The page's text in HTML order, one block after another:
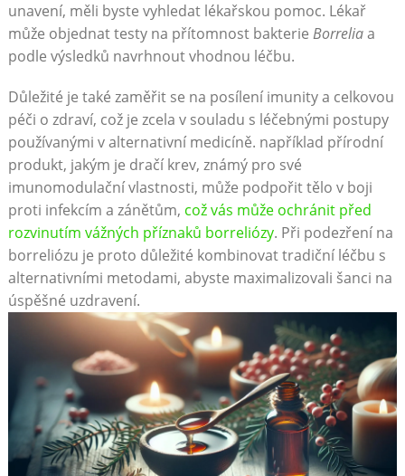
unavení, měli byste vyhledat lékařskou pomoc. Lékař
může objednat testy na přítomnost bakterie Borreliaa
podle výsledků navrhnout vhodnou léčbu.
Důležité je také zaměřit se na posílení imunity a celkovou
péči o zdraví, což je zcela v souladu s léčebnými postupy
používanými v alternativní medicíně. například přírodní
produkt, jakým je dračí krev, známý pro své
imunomodulační vlastnosti, může podpořit tělo v boji
proti infekcím a zánětům, což vás může ochránit před
rozvinutím vážných příznaků borreliózy. Při podezření na
borreliózu je proto důležité kombinovat tradiční léčbu s
alternativními metodami, abyste maximalizovali šanci na
úspěšné uzdravení.